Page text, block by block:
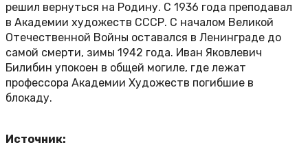
решил вернуться на Родину. С 1936 года преподавал
в Академии художеств СССР. С началом Великой
Отечественной Войны оставался в Ленинграде до
самой смерти, зимы 1942 года. Иван Яковлевич
Билибин упокоен в общей могиле, где лежат
профессора Академии Художеств погибшие в
блокаду.
Источник: